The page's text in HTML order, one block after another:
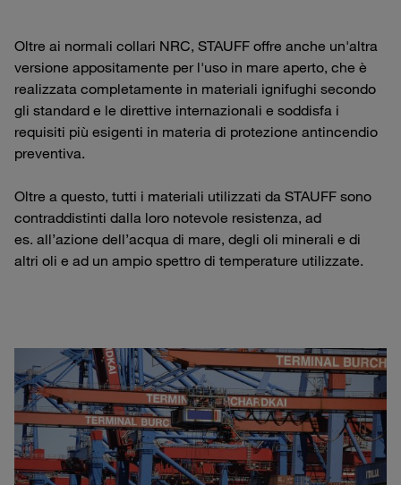
Oltre ai normali collari NRC, STAUFF offre anche un'altra
versione appositamente per l'uso in mare aperto, che è
realizzata completamente in materiali ignifughi secondo
gli standard e le direttive internazionali e soddisfa i
requisiti più esigenti in materia di protezione antincendio
preventiva.
Oltre a questo, tutti i materiali utilizzati da STAUFF sono
contraddistinti dalla loro notevole resistenza, ad
es. all’azione dell’acqua di mare, degli oli minerali e di
altri oli e ad un ampio spettro di temperature utilizzate.